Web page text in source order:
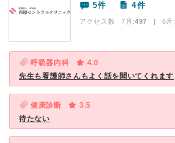
5件 4件
アクセス数 7月:497 | 6月:
呼吸器内科
4.0
先生も看護師さんもよく話を聞いてくれます
健康診断
3.5
待たない